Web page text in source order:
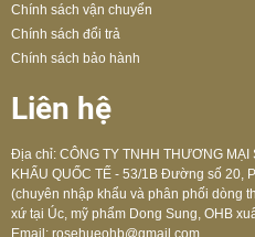
Chính sách vận chuyển
Chính sách đổi trả
Chính sách bảo hành
Liên hệ
Địa chỉ: CÔNG TY TNHH THƯƠNG
KHẨU QUỐC TẾ - 53/1B Đường số 20,
(chuyên nhập khẩu và phân phối dòng
xứ tại Úc, mỹ phẩm Dong Sung, OHB
Email: rosehueohb@gmail.com